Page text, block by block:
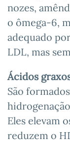
nozes,
o ômega-6,
adequado
LDL, mas
Ácidos
São
Eles elevam
reduzem o